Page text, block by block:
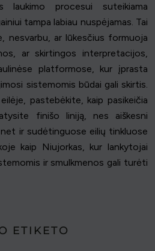
laukimo procesui suteikiama
tampa labiau nuspėjamas. Tai
nesvarbu, ar lūkesčius formuoja
ar skirtingos interpretacijos,
platformose, kur įprasta
sistemomis būdai gali skirtis.
pastebėkite, kaip pasikeičia
finišo liniją, nes aiškesni
net ir sudėtinguose eilių tinkluose
kaip Niujorkas, kur lankytojai
ir smulkmenos gali turėti
ETIKETO